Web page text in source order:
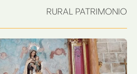
RURAL PATRIMONIO